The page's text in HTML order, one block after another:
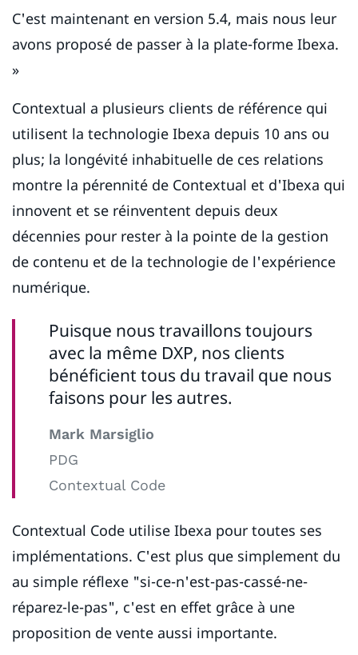
C'est maintenant en version 5.4, mais nous leur
avons proposé de passer à la plate-forme Ibexa.
»
Contextual a plusieurs clients de référence qui
utilisent la technologie Ibexa depuis 10 ans ou
plus; la longévité inhabituelle de ces relations
montre la pérennité de Contextual et d'Ibexa qui
innovent et se réinventent depuis deux
décennies pour rester à la pointe de la gestion
de contenu et de la technologie de l'expérience
numérique.
Puisque nous travaillons toujours
avec la même DXP, nos clients
bénéficient tous du travail que nous
faisons pour les autres.
Mark Marsiglio
PDG
Contextual Code
Contextual Code utilise Ibexa pour toutes ses
implémentations. C'est plus que simplement du
au simple réflexe "si-ce-n'est-pas-cassé-ne-
réparez-le-pas", c'est en effet grâce à une
proposition de vente aussi importante.